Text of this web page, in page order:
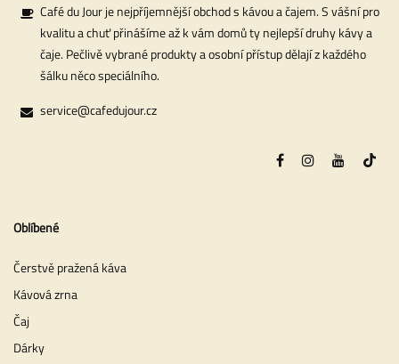
Café du Jour je nejpříjemnější obchod s kávou a čajem. S vášní pro
kvalitu a chuť přinášíme až k vám domů ty nejlepší druhy kávy a
čaje. Pečlivě vybrané produkty a osobní přístup dělají z každého
šálku něco speciálního.
service@cafedujour.cz
Oblíbené
Čerstvě pražená káva
Kávová zrna
Čaj
Dárky